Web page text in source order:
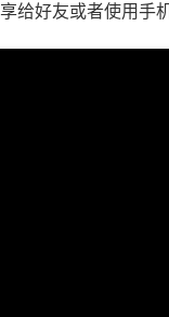
给好友或者使用手